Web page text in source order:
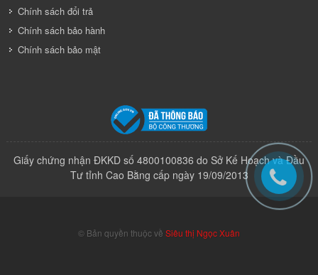
Chính sách đổi trả
Chính sách bảo hành
Chính sách bảo mật
Giấy chứng nhận ĐKKD số 4800100836 do Sở Kế Hoạch và Đầu
Tư tỉnh Cao Bằng cấp ngày 19/09/2013
© Bản quyền thuộc về Siêu thị Ngọc Xuân